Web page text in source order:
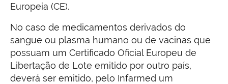
Europeia (CE).
No caso de medicamentos derivados do
sangue ou plasma humano ou de vacinas que
possuam um Certificado Oficial Europeu de
Libertação de Lote emitido por outro país,
deverá ser emitido, pelo Infarmed um